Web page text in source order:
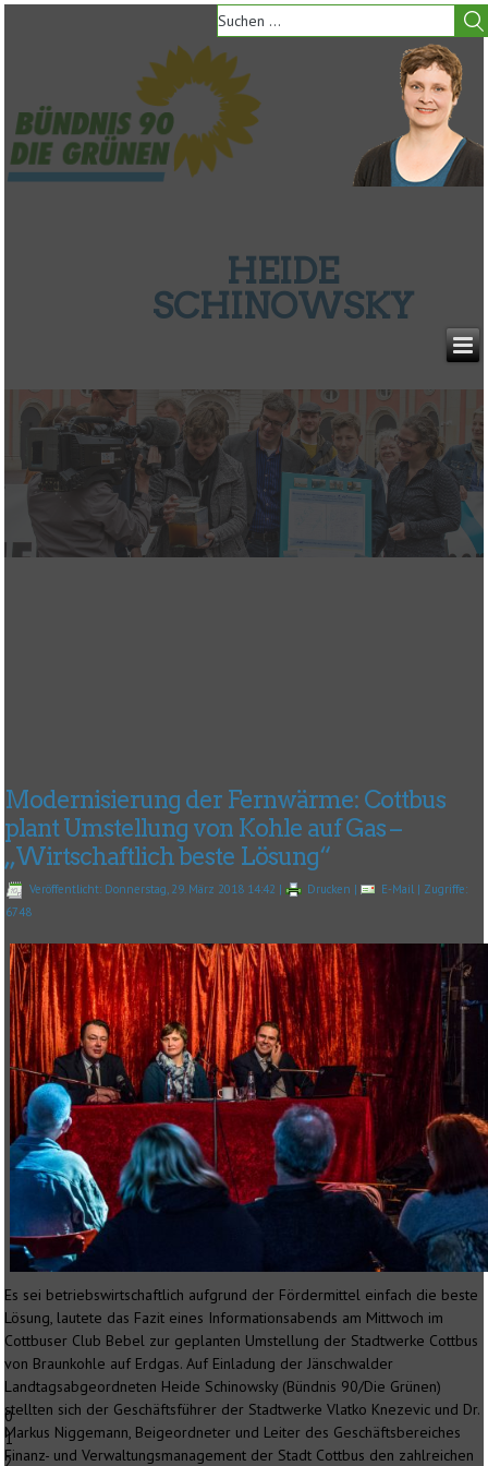
HEIDE
SCHINOWSKY
0
1
Modernisierung der Fernwärme: Cottbus
plant Umstellung von Kohle auf Gas –
„Wirtschaftlich beste Lösung“
Veröffentlicht: Donnerstag, 29. März 2018 14:42 | Drucken | E-Mail | Zugriffe:
6748
Es sei betriebswirtschaftlich aufgrund der Fördermittel einfach die beste
Lösung, lautete das Fazit eines Informationsabends am Mittwoch im
Cottbuser Club Bebel zur geplanten Umstellung der Stadtwerke Cottbus
von Braunkohle auf Erdgas. Auf Einladung der Jänschwalder
Landtagsabgeordneten Heide Schinowsky (Bündnis 90/Die Grünen)
stellten sich der Geschäftsführer der Stadtwerke Vlatko Knezevic und Dr.
Markus Niggemann, Beigeordneter und Leiter des Geschäftsbereiches
Finanz- und Verwaltungsmanagement der Stadt Cottbus den zahlreichen